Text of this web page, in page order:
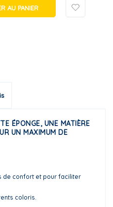
AU PANIER
ÉPONGE, UNE MATIÈRE
UN MAXIMUM DE
de confort et pour faciliter
coloris.